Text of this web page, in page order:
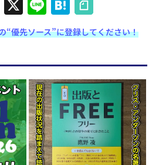
T
h
re
a
d
s
X Li
n
e
H
at
e
n
a
“優先ソース”に登録してください！